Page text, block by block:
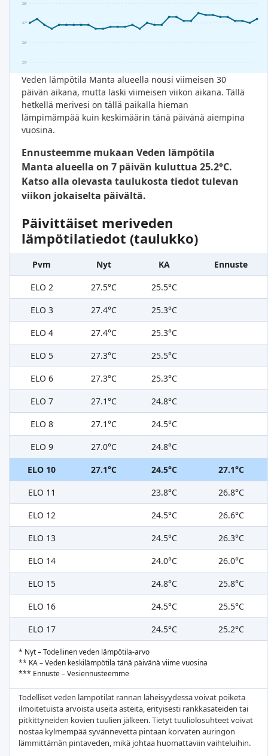
25°
26°
27°
28°
Veden lämpötila Manta alueella nousi viimeisen 30
päivän aikana, mutta laski viimeisen viikon aikana. Tällä
hetkellä merivesi on tällä paikalla hieman
lämpimämpää kuin keskimäärin tänä päivänä aiempina
vuosina.
Ennusteemme mukaan Veden lämpötila
Manta alueella on 7 päivän kuluttua 25.2°C.
Katso alla olevasta taulukosta tiedot tulevan
viikon jokaiselta päivältä.
Päivittäiset meriveden
lämpötilatiedot (taulukko)
Pvm Nyt KA
Ennuste
ELO 2
27.5°C
25.5°C
ELO 3
27.4°C
25.3°C
ELO 4
27.4°C
25.3°C
ELO 5
27.3°C
25.5°C
ELO 6
27.3°C
25.3°C
ELO 7
27.1°C
24.8°C
ELO 8
27.1°C
24.5°C
ELO 9
27.0°C
24.8°C
ELO 10
27.1°C 24.5°C
27.1°C
ELO 11
23.8°C
26.8°C
ELO 12
24.5°C
26.6°C
ELO 13
24.5°C
26.3°C
ELO 14
24.0°C
26.0°C
ELO 15
24.8°C
25.8°C
ELO 16
24.5°C
25.5°C
ELO 17
24.5°C 25.2°C
* Nyt – Todellinen veden lämpötila-arvo
** KA – Veden keskilämpötila tänä päivänä viime vuosina
*** Ennuste – Vesiennusteemme
Todelliset veden lämpötilat rannan läheisyydessä voivat poiketa
ilmoitetuista arvoista useita asteita, erityisesti rankkasateiden tai
pitkittyneiden kovien tuulien jälkeen. Tietyt tuuliolosuhteet voivat
nostaa kylmempää syvännevetta pintaan korvaten auringon
lämmittämän pintaveden, mikä johtaa huomattaviin vaihteluihin.